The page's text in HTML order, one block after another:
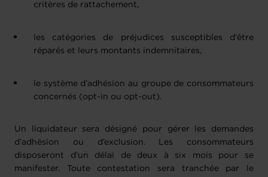
critères de rattachement,
les catégories de préjudices susceptibles d’être
réparés et leurs montants indemnitaires,
le système d’adhésion au groupe de consommateurs
concernés (opt-in ou opt-out).
Un liquidateur sera désigné pour gérer les demandes
d’adhésion ou d’exclusion. Les consommateurs
disposeront d’un délai de deux à six mois pour se
manifester. Toute contestation sera tranchée par le